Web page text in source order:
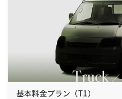
基本料金プラン（T1）